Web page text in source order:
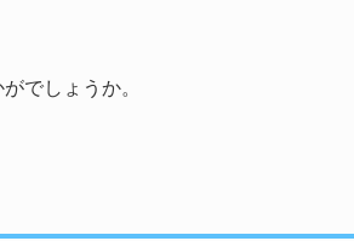
でしょうか。